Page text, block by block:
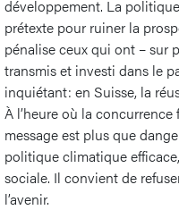
développement. La
prétexte pour ruiner la
pénalise ceux qui ont – sur
transmis et investi dans le
inquiétant: en Suisse, la
À l’heure où la
message est plus que
politique climatique
sociale. Il convient de
l’avenir.